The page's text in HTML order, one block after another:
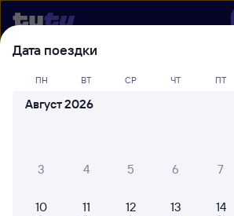
Выберите день, чтобы
билеты Кутулик —
Новокуйбышевская
Дата поездки
ПН ВТ СР ЧТ ПТ
Август 2026
3 4 5 6 7
10 11 12 13 14